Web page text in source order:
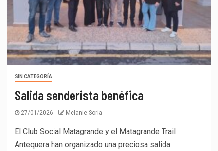
SIN CATEGORÍA
Salida senderista benéfica
27/01/2026 Melanie Soria
El Club Social Matagrande y el Matagrande Trail
Antequera han organizado una preciosa salida